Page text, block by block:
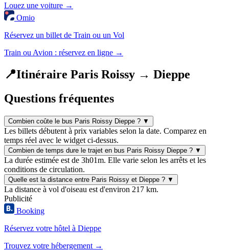
Louez une voiture →
Omio
Réservez un billet de Train ou un Vol
Train ou Avion : réservez en ligne →
📍Itinéraire Paris Roissy → Dieppe
Questions fréquentes
Combien coûte le bus Paris Roissy Dieppe ? ▼
Les billets débutent à prix variables selon la date. Comparez en
temps réel avec le widget ci-dessus.
Combien de temps dure le trajet en bus Paris Roissy Dieppe ? ▼
La durée estimée est de 3h01m. Elle varie selon les arrêts et les
conditions de circulation.
Quelle est la distance entre Paris Roissy et Dieppe ? ▼
La distance à vol d'oiseau est d'environ 217 km.
Publicité
Booking
Réservez votre hôtel à Dieppe
Trouvez votre hébergement →